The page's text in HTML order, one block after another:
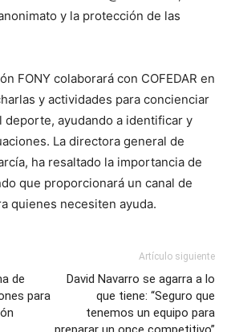
y la protección de las
FONY colaborará con COFEDAR en
y actividades para concienciar
deporte, ayudando a identificar y
La directora general de
ha resaltado la importancia de
que proporcionará un canal de
quienes necesiten ayuda.
de
para
Artículo siguiente
David Navarro se agarra a lo
que tiene: “Seguro que
tenemos un equipo para